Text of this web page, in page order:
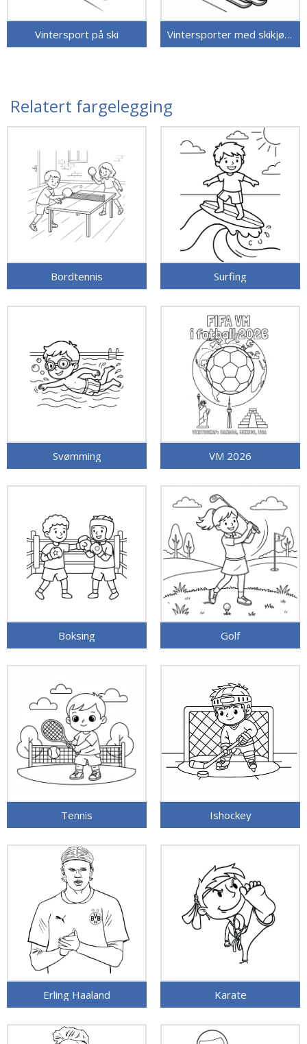
Vintersport på ski Vintersporter med skikjøring
Relatert fargelegging
Bordtennis Surfing
Svømming VM 2026
Boksing Golf
Tennis Ishockey
Erling Haaland Karate